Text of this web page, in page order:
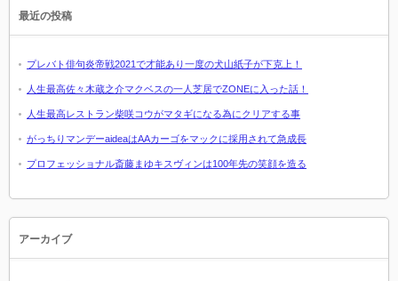
最近の投稿
プレバト俳句炎帝戦2021で才能あり一度の犬山紙子が下克上！
人生最高佐々木蔵之介マクベスの一人芝居でZONEに入った話！
人生最高レストラン柴咲コウがマタギになる為にクリアする事
がっちりマンデーaideaはAAカーゴをマックに採用されて急成長
プロフェッショナル斎藤まゆキスヴィンは100年先の笑顔を造る
アーカイブ